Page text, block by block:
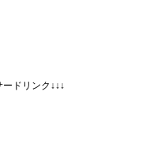
ドリンク↓↓↓